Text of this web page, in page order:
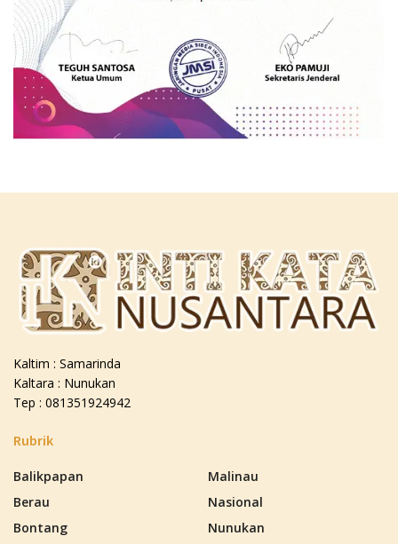
Kaltim : Samarinda
Kaltara : Nunukan
Tep : 081351924942
Rubrik
Balikpapan
Berau
Bontang
Malinau
Nasional
Nunukan